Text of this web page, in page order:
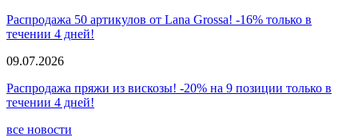
Распродажа 50 артикулов от Lana Grossa! -16% только в
течении 4 дней!
09.07.2026
Распродажа пряжи из вискозы! -20% на 9 позиции только в
течении 4 дней!
все новости